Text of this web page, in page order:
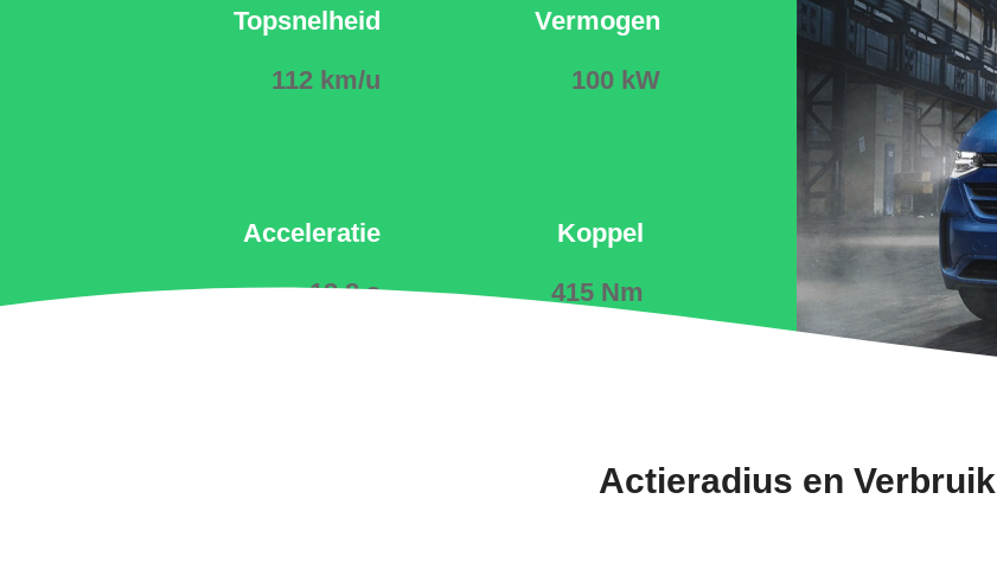
Topsnelheid
112 km/u
Acceleratie
12.8 s
Vermogen
100 kW
Koppel
415 Nm
Actieradius en Verbruik